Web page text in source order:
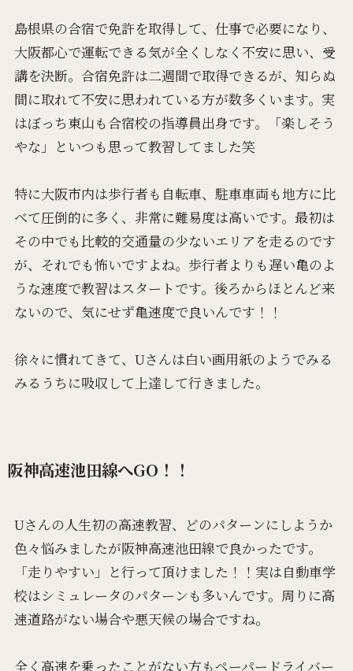
島根県の合宿で免許を取得して、仕事で必要になり、
大阪都心で運転できる気が全くしなく不安に思い、受
講を決断。合宿免許は二週間で取得できるが、知らぬ
間に取れて不安に思われている方が数多くいます。実
はぼっち東山も合宿校の指導員出身です。「楽しそう
やな」といつも思って教習してました笑
特に大阪市内は歩行者も自転車、駐車車両も地方に比
べて圧倒的に多く、非常に難易度は高いです。最初は
その中でも比較的交通量の少ないエリアを走るのです
が、それでも怖いですよね。歩行者よりも遅い亀のよ
うな速度で教習はスタートです。後ろからほとんど来
ないので、気にせず亀速度で良いんです！！
徐々に慣れてきて、Uさんは白い画用紙のようでみる
みるうちに吸収して上達して行きました。
阪神高速池田線へGO！！
Uさんの人生初の高速教習、どのパターンにしようか
色々悩みましたが阪神高速池田線で良かったです。
「走りやすい」と行って頂けました！！実は自動車学
校はシミュレータのパターンも多いんです。周りに高
速道路がない場合や悪天候の場合ですね。
全く高速を乗ったことがない方もペーパードライバー